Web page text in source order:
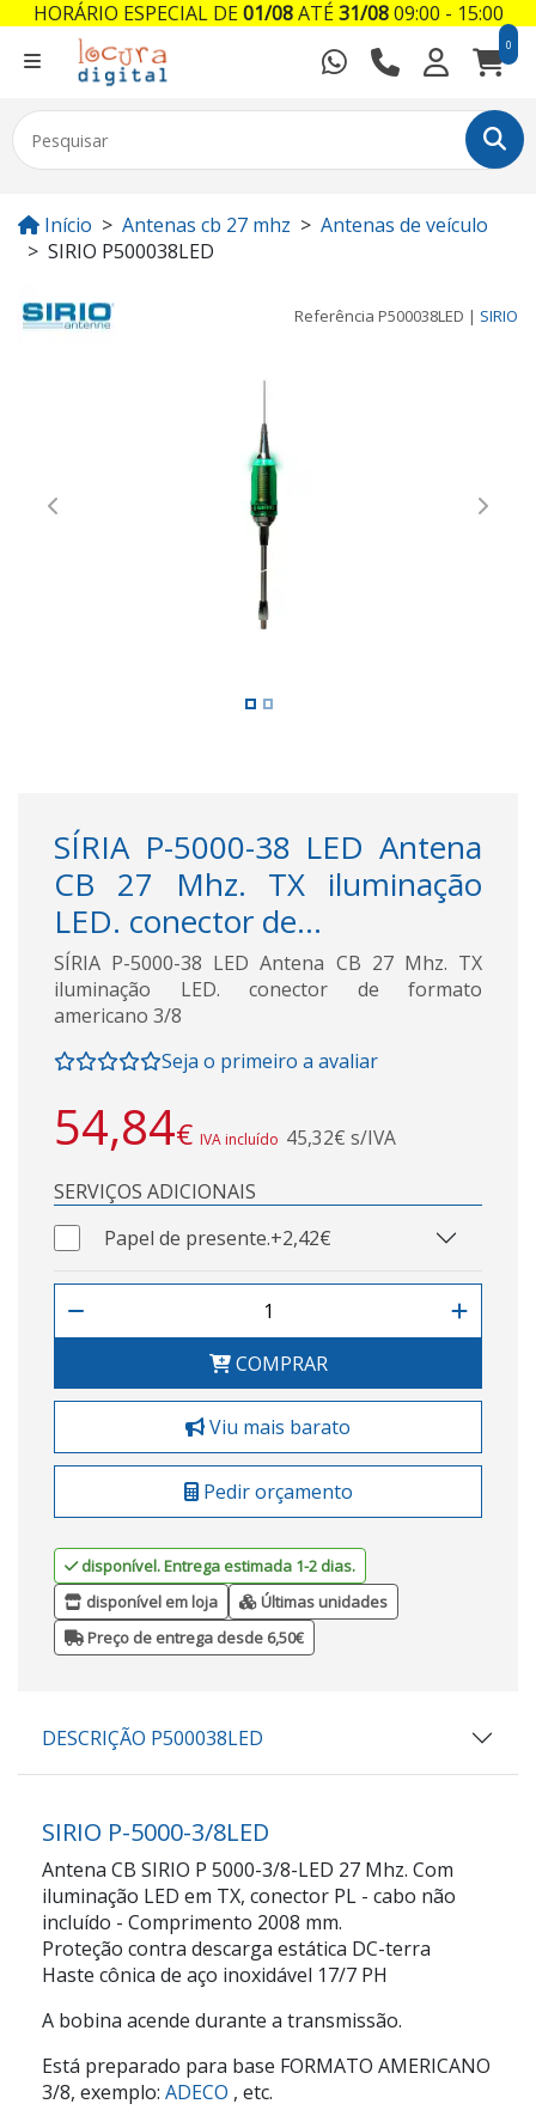
0
Início Antenas cb 27 mhz
Antenas de veículo
SIRIO P500038LED
Referência P500038LED | SIRIO
Previous Next
SÍRIA P-5000-38 LED Antena
CB 27 Mhz. TX iluminação
LED. conector de...
SÍRIA P-5000-38 LED Antena CB 27 Mhz. TX
iluminação LED. conector de formato
americano 3/8
Seja o primeiro a avaliar
54,84€ IVA incluído 45,32€ s/IVA
SERVIÇOS ADICIONAIS
Papel de presente.+2,42€
COMPRAR
Viu mais barato
Pedir orçamento
disponível. Entrega estimada 1-2 dias.
disponível em loja
Últimas unidades
Preço de entrega desde 6,50€
DESCRIÇÃO P500038LED
SIRIO P-5000-3/8LED
Antena CB SIRIO P 5000-3/8-LED 27 Mhz. Com
iluminação LED em TX, conector PL - cabo não
incluído - Comprimento 2008 mm.
Proteção contra descarga estática DC-terra
Haste cônica de aço inoxidável 17/7 PH
A bobina acende durante a transmissão.
Está preparado para base FORMATO AMERICANO
3/8, exemplo: ADECO , etc.
HORÁRIO ESPECIAL DE01/08ATÉ31/0809:00 - 15:00